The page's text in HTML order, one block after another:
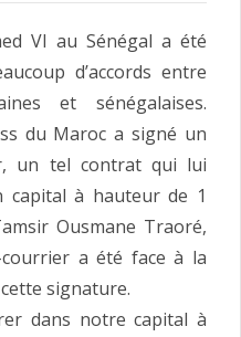
VI au Sénégal a été
d’accords entre
et sénégalaises.
du Maroc a signé un
un tel contrat qui lui
capital à hauteur de 1
Ousmane Traoré,
a été face à la
signature.
dans notre capital à